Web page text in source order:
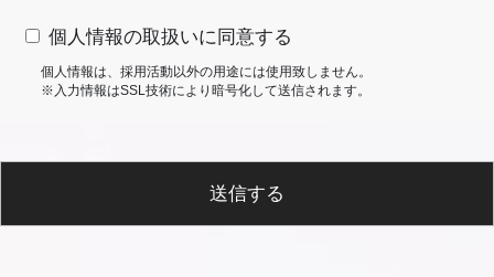
個人情報の取扱いに同意する
個人情報は、採用活動以外の用途には使用致しません。
※入力情報はSSL技術により暗号化して送信されます。
送信する